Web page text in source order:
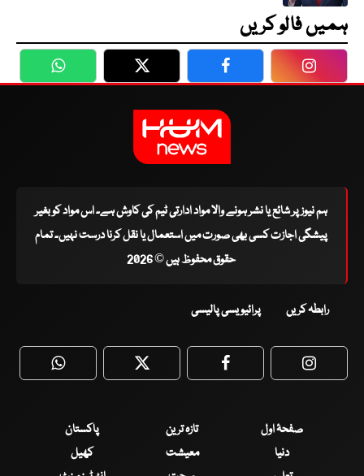
ہمیں فالو کریں
WhatsApp Twitter Facebook
ہم نیوز پر شائع یا نشر ہونے والا مواد ادارتی ٹیم کی کاوش ہے۔ اس مواد کو بغیر
پیشگی اجازت کسی بھی صورت میں استعمال یا نقل کرنا درست نہیں۔ تمام
حقوق محفوظ ہیں © 2026
رابطہ کریں پرائیویسی پالیسی
WhatsApp Twitter Facebook
صفحۂ اول تازہ ترین
پاکستان
دنیا
معیشت
کھیل